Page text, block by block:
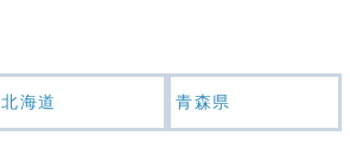
北海道 青森県